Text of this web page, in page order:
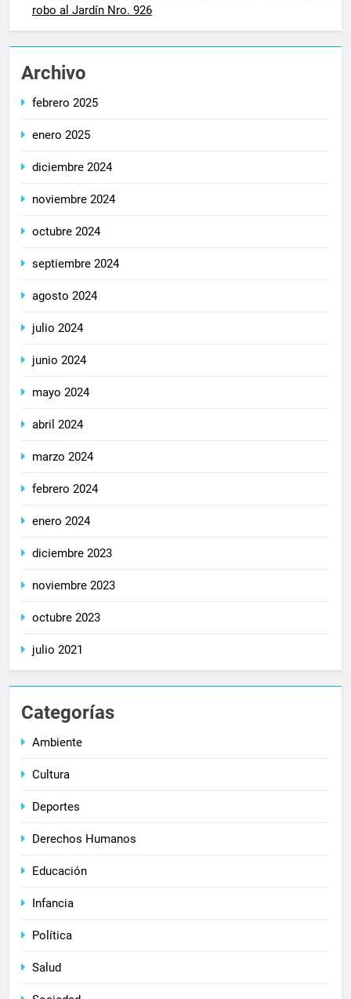
robo al Jardín Nro. 926
Archivo
febrero 2025
enero 2025
diciembre 2024
noviembre 2024
octubre 2024
septiembre 2024
agosto 2024
julio 2024
junio 2024
mayo 2024
abril 2024
marzo 2024
febrero 2024
enero 2024
diciembre 2023
noviembre 2023
octubre 2023
julio 2021
Categorías
Ambiente
Cultura
Deportes
Derechos Humanos
Educación
Infancia
Política
Salud